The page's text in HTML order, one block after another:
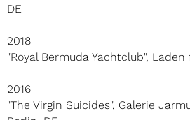
DE
2018
"Royal Bermuda Yachtclub",
2016
"The Virgin Suicides", Galerie